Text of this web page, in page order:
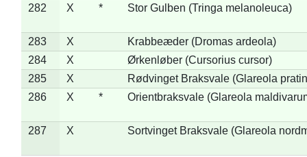
282
X * Stor Gulben (Tringa melanoleuca)
283 X
Krabbeæder (Dromas ardeola)
284
X
Ørkenløber (Cursorius cursor)
285
X
Rødvinget Braksvale (Glareola
286
X * Orientbraksvale (Glareola
287 X Sortvinget Braksvale (Glareola